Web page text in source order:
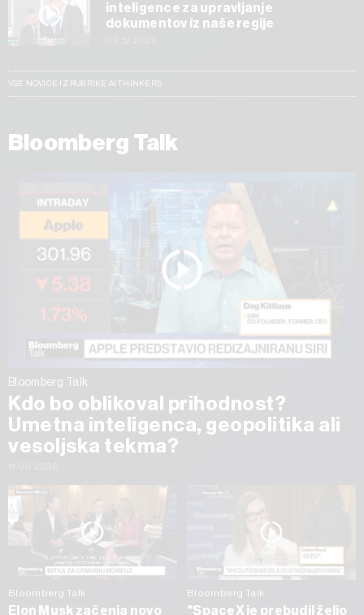
inteligence za upravljanje
dokumentov iz naše regije
VSE NOVICE IZ RUBRIKE AI THINKERS
Bloomberg Talk
Bloomberg Talk
Kdo bo oblikoval prihodnost?
Umetna inteligenca, geopolitika ali
vesoljska tekma?
Bloomberg Talk
Elon Musk začenja novo
Bloomberg Talk
"SpaceX je prebudil željo